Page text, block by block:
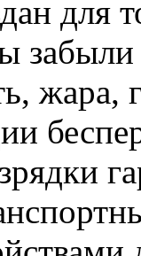
для
жара,